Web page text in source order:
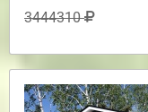
3444310